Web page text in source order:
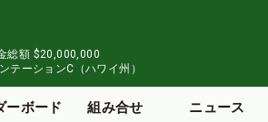
総額 $20,000,000
テーションC（ハワイ州）
ーボード 組み合せ ニュース